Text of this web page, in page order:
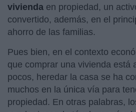
vivienda en propiedad, un
convertido, además, en el
ahorro de las familias.
Pues bien, en el contexto
que comprar una vivienda está
pocos, heredar la casa se ha
muchos en la única vía para
propiedad. En otras palabras,